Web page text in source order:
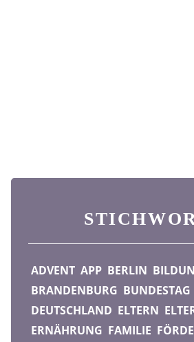
ADVENT APP BERLIN
BRANDENBURG BUNDESTAG
DEUTSCHLAND ELTERN
ERNÄHRUNG FAMILIE